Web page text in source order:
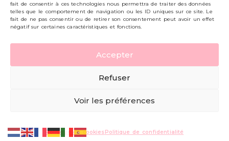
fait de consentir à ces technologies nous permettra de traiter des données
telles que le comportement de navigation ou les ID uniques sur ce site. Le
fait de ne pas consentir ou de retirer son consentement peut avoir un effet
négatif sur certaines caractéristiques et fonctions.
Accepter
Refuser
Voir les préférences
Politique de cookiesPolitique de confidentialité
Mon compte
Carte cadeau
Politique de confidentialité
Mentions légales - CGV
© AIKOP 2026, tous droits réservés.